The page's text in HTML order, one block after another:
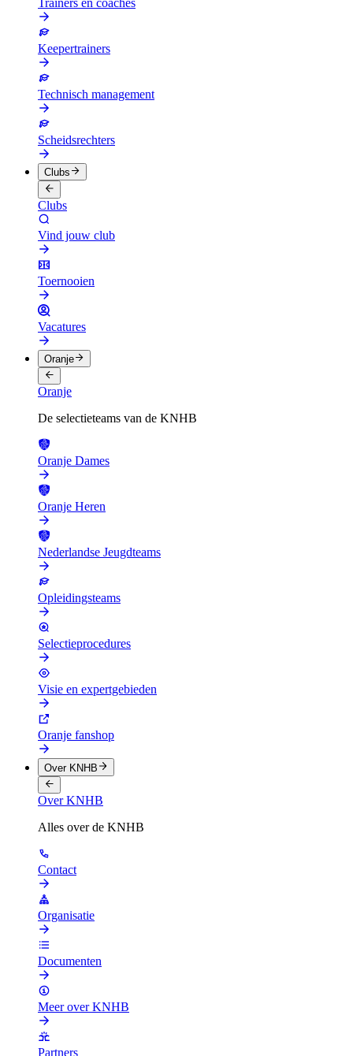
Trainers en coaches
Keepertrainers
Technisch management
Scheidsrechters
Clubs
Clubs
Vind jouw club
Toernooien
Vacatures
Oranje
Oranje
De selectieteams van de KNHB
Oranje Dames
Oranje Heren
Nederlandse Jeugdteams
Opleidingsteams
Selectieprocedures
Visie en expertgebieden
Oranje fanshop
Over KNHB
Over KNHB
Alles over de KNHB
Contact
Organisatie
Documenten
Meer over KNHB
Partners